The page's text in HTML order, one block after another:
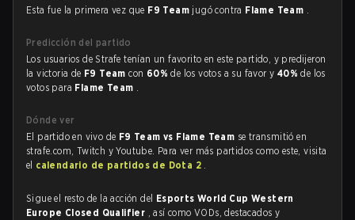
Esta fue la primera vez que F9 Team jugó contra Flame Team .
Predicción del partido
Los usuarios de Strafe tenían un favorito en este partido, y predijeron
la victoria de F9 Teamcon 60%de los votos a su favor y 40%de los
votos para Flame Team .
Dónde ver
El partido en vivo de F9 Team vs Flame Team se transmitió en
strafe.com, Twitch y Youtube. Para ver más partidos como este, visita
el calendario de partidos de Dota 2 .
Sigue el resto de la acción del Esports World Cup Western
Europe Closed Qualifier , así como VODs, destacados y